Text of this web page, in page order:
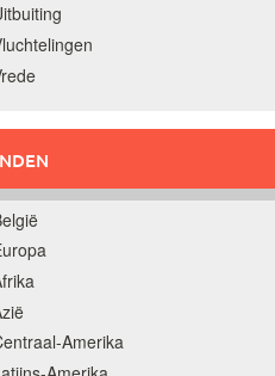
Amerika